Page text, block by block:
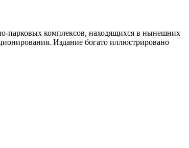
парковых комплексов, находящихся в нынешних
Издание богато иллюстрировано